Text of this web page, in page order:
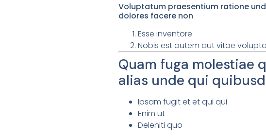
Voluptatum praesentium ratione
dolores facere non
Esse inventore
Nobis est autem aut vitae
Quam fuga molestiae
alias unde qui
Ipsam fugit et et qui qui
Enim ut
Deleniti quo